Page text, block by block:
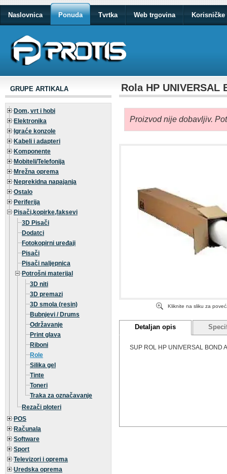
Naslovnica Ponuda Tvrtka Web trgovina Korisničke
GRUPE ARTIKALA
Dom, vrt i hobi
Elektronika
Igraće konzole
Kabeli i adapteri
Komponente
Mobiteli/Telefonija
Mrežna oprema
Neprekidna napajanja
Ostalo
Periferija
Pisači,kopirke,faksevi
3D Pisači
Dodatci
Fotokopirni uređaji
Pisači
Pisači naljepnica
Potrošni materijal
3D niti
3D premazi
3D smola (resin)
Bubnjevi / Drums
Održavanje
Print glava
Riboni
Role
Silika gel
Tinte
Toneri
Traka za označavanje
Rezači ploteri
POS
Računala
Software
Sport
Televizori i oprema
Uredska oprema
Rola HP UNIVERSAL
Proizvod nije dobavljiv.
Kliknite na sliku za
Detaljan opis
SUP ROL HP UNIVERSAL BOND